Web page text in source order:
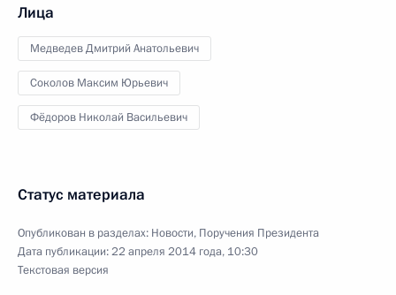
Лица
Медведев Дмитрий Анатольевич
Соколов Максим Юрьевич
Фёдоров Николай Васильевич
Статус материала
Опубликован в разделах: Новости, Поручения Президента
Дата публикации:22 апреля 2014 года, 10:30
Текстовая версия